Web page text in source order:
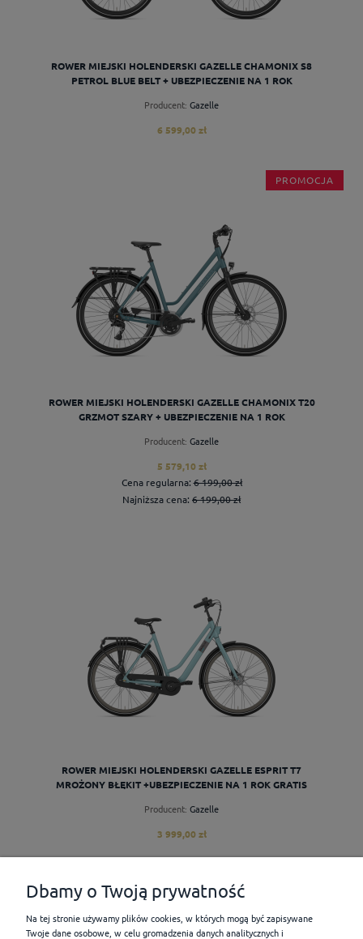
ROWER MIEJSKI HOLENDERSKI GAZELLE CHAMONIX S8
PETROL BLUE BELT + UBEZPIECZENIE NA 1 ROK
Producent: Gazelle
6 599,00 zł
ROWER MIEJSKI HOLENDERSKI GAZELLE CHAMONIX T20
GRZMOT SZARY + UBEZPIECZENIE NA 1 ROK
Producent: Gazelle
5 579,10 zł
Cena regularna:6 199,00 zł
Najniższa cena: 6 199,00 zł
PROMOCJA
ROWER MIEJSKI HOLENDERSKI GAZELLE ESPRIT T7
MROŻONY BŁĘKIT +UBEZPIECZENIE NA 1 ROK GRATIS
Producent: Gazelle
3 999,00 zł
POMOC
Dbamy o Twoją prywatność
Na tej stronie używamy plików cookies, w których mogą być zapisywane
Twoje dane osobowe, w celu gromadzenia danych analitycznych i